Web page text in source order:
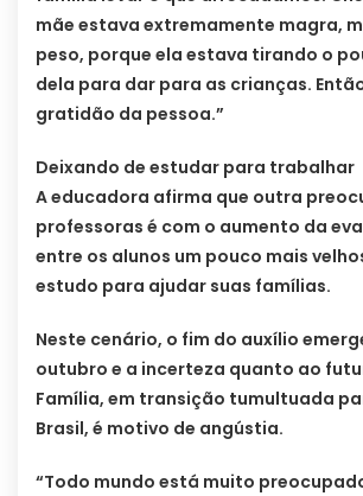
mãe estava extremamente magra,
peso, porque ela estava tirando o
dela para dar para as crianças.
gratidão da pessoa.”
Deixando de estudar para trabalhar
A educadora afirma que outra
professoras é com o aumento da
entre os alunos um pouco mais
estudo para ajudar suas famílias.
Neste cenário, o fim do auxílio
outubro e a incerteza quanto ao
Família, em transição tumultuada
Brasil, é motivo de angústia.
“Todo mundo está muito